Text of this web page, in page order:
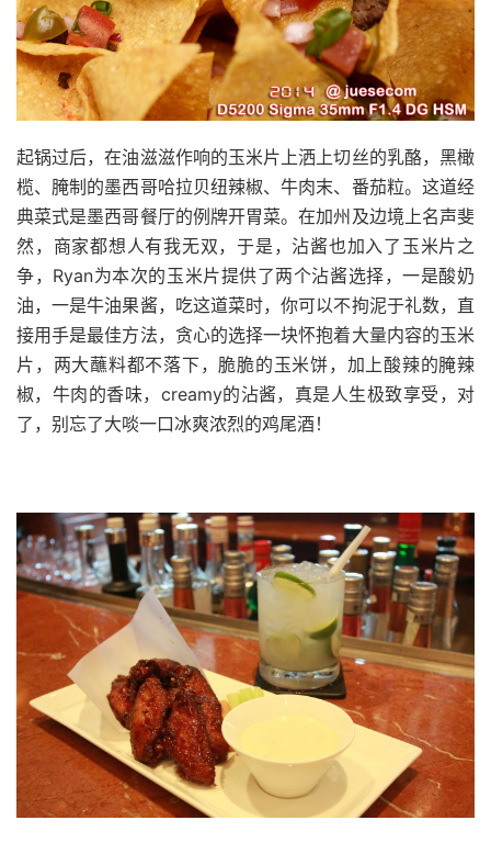
起锅过后，在油滋滋作响的玉米片上洒上切丝的乳酪，黑橄
榄、腌制的墨西哥哈拉贝纽辣椒、牛肉末、番茄粒。这道经
典菜式是墨西哥餐厅的例牌开胃菜。在加州及边境上名声斐
然，商家都想人有我无双，于是，沾酱也加入了玉米片之
争，Ryan为本次的玉米片提供了两个沾酱选择，一是酸奶
油，一是牛油果酱，吃这道菜时，你可以不拘泥于礼数，直
接用手是最佳方法，贪心的选择一块怀抱着大量内容的玉米
片，两大蘸料都不落下，脆脆的玉米饼，加上酸辣的腌辣
椒，牛肉的香味，creamy的沾酱，真是人生极致享受，对
了，别忘了大啖一口冰爽浓烈的鸡尾酒！